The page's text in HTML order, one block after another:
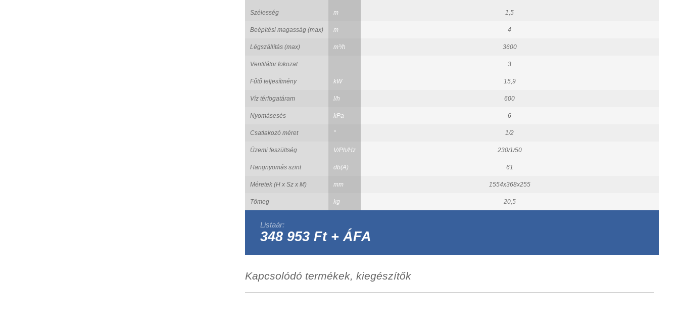
Szélesség m 1,5
Beépítési magasság (max) m 4
Légszállítás (max) m³/h 3600
Ventilátor fokozat 3
Fűtő teljesítmény kW 15,9
Víz térfogatáram l/h 600
Nyomásesés kPa 6
Csatlakozó méret " 1/2
Üzemi feszültség V/Ph/Hz 230/1/50
Hangnyomás szint db(A) 61
Méretek (H x Sz x M) mm 1554x368x255
Tömeg kg 20,5
Listaár:
348 953 Ft + ÁFA
Kapcsolódó termékek, kiegészítők